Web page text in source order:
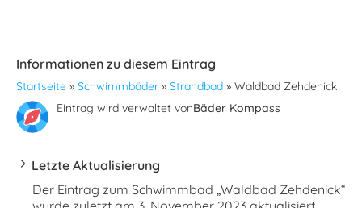
Informationen zu diesem Eintrag
Startseite » Schwimmbäder » Strandbad » Waldbad Zehdenick
Eintrag wird verwaltet vonBäder Kompass
Letzte Aktualisierung
Der Eintrag zum Schwimmbad „Waldbad Zehdenick“